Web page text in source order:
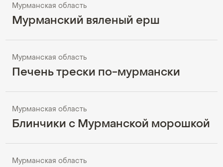
Мурманская область
Мурманский вяленый ерш
Мурманская область
Печень трески по-мурмански
Мурманская область
Блинчики с Мурманской морошкой
Мурманская область